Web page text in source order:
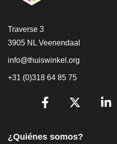
[_General:Contact]
Traverse 3
3905 NL Veenendaal
info@thuiswinkel.org
+31 (0)318 64 85 75
[_General:SocialMediaTitle]
¿Quiénes somos?